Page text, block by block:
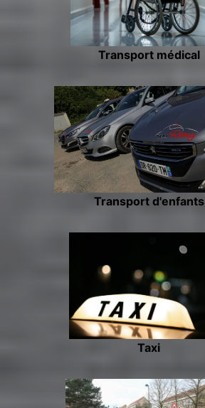
Transport médical
Transport d'enfants
Taxi